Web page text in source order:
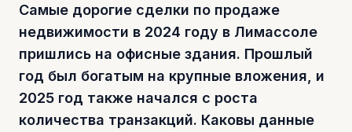
Самые дорогие сделки по продаже
недвижимости в 2024 году в Лимассоле
пришлись на офисные здания. Прошлый
год был богатым на крупные вложения, и
2025 год также начался с роста
количества транзакций. Каковы данные